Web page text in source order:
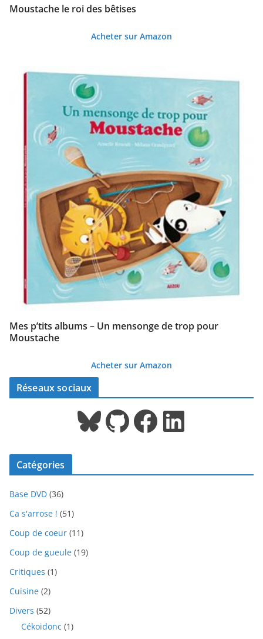
e
n
Moustache le roi des bêtises
Acheter sur Amazon
Mes p’tits albums – Un mensonge de trop pour
Moustache
Acheter sur Amazon
Réseaux sociaux
Bluesky GitHub Facebook LinkedIn
Catégories
Base DVD (36)
Ca s'arrose ! (51)
Coup de coeur (11)
Coup de gueule (19)
Critiques (1)
Cuisine (2)
Divers (52)
Cékoidonc (1)